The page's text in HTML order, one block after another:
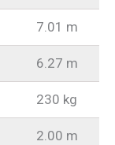
7.01 m
6.27 m
230 kg
2.00 m